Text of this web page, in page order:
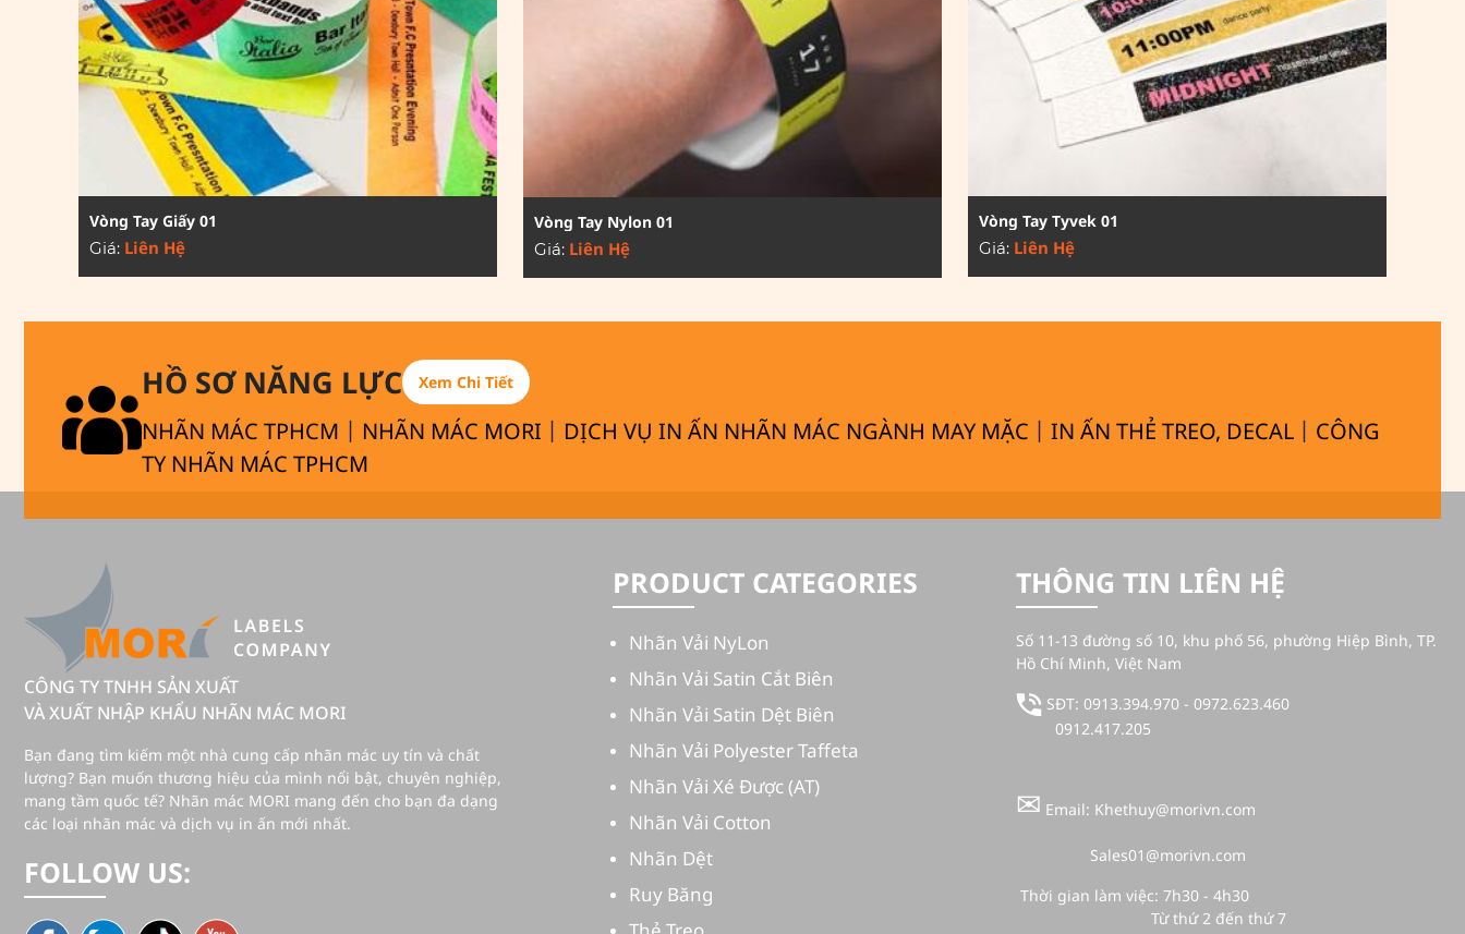
Vòng Tay Giấy 01
Giá: Liên Hệ
Vòng Tay Nylon 01
Giá: Liên Hệ
Vòng Tay Tyvek 01
Giá: Liên Hệ
HỒ SƠ NĂNG LỰC Xem Chi Tiết
NHÃN MÁC TPHCM | NHÃN MÁC MORI | DỊCH VỤ IN ẤN NHÃN MÁC NGÀNH MAY MẶC | IN ẤN THẺ TREO, DECAL | CÔNG
TY NHÃN MÁC TPHCM
CÔNG TY TNHH SẢN XUẤT
VÀ XUẤT NHẬP KHẨU NHÃN MÁC MORI
Bạn đang tìm kiếm một nhà cung cấp nhãn mác uy tín và chất
lượng? Bạn muốn thương hiệu của mình nổi bật, chuyên nghiệp,
mang tầm quốc tế? Nhãn mác MORI mang đến cho bạn đa dạng
các loại nhãn mác và dịch vụ in ấn mới nhất.
FOLLOW US:
PRODUCT CATEGORIES
Nhãn Vải NyLon
Nhãn Vải Satin Cắt Biên
Nhãn Vải Satin Dệt Biên
Nhãn Vải Polyester Taffeta
Nhãn Vải Xé Được (AT)
Nhãn Vải Cotton
Nhãn Dệt
Ruy Băng
THÔNG TIN LIÊN HỆ
Số 11-13 đường số 10, khu phố 56, phường Hiệp Bình, TP.
Hồ Chí Minh, Việt Nam
SĐT: 0913.394.970 - 0972.623.460
0912.417.205
✉ Email: Khethuy@morivn.com
Sales01@morivn.com
Thời gian làm việc: 7h30 - 4h30
Từ thứ 2 đến thứ 7